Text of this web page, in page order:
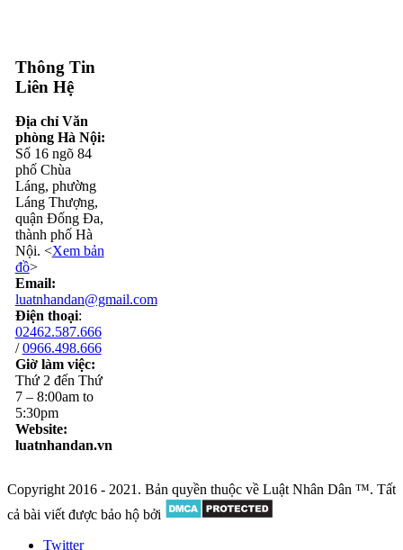
Thông Tin
Liên Hệ
Địa chỉ Văn
phòng Hà Nội:
Số 16 ngõ 84
phố Chùa
Láng, phường
Láng Thượng,
quận Đống Đa,
thành phố Hà
Nội. <Xem bản
đồ>
Email:
luatnhandan@gmail.com
Điện thoại:
02462.587.666
/0966.498.666
Giờ làm việc:
Thứ 2 đến Thứ
7 – 8:00am to
5:30pm
Website:
luatnhandan.vn
Copyright 2016 - 2021. Bản quyền thuộc về Luật Nhân Dân ™. Tất
cả bài viết được bảo hộ bởi
Twitter